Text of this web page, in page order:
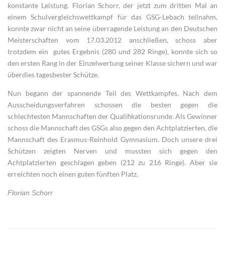
konstante Leistung. Florian Schorr, der jetzt zum dritten Mal an
einem Schulvergleichswettkampf für das GSG-Lebach teilnahm,
konnte zwar nicht an seine überragende Leistung an den Deutschen
Meisterschaften vom 17.03.2012 anschließen, schoss aber
trotzdem ein gutes Ergebnis (280 und 282 Ringe), konnte sich so
den ersten Rang in der Einzelwertung seiner Klasse sichern und war
überdies tagesbester Schütze.
Nun begann der spannende Teil des Wettkampfes. Nach dem
Ausscheidungsverfahren schossen die besten gegen die
schlechtesten Mannschaften der Qualifikationsrunde. Als Gewinner
schoss die Mannschaft des GSGs also gegen den Achtplatzierten, die
Mannschaft des Erasmus-Reinhold Gymnasium. Doch unsere drei
Schützen zeigten Nerven und mussten sich gegen den
Achtplatzierten geschlagen geben (212 zu 216 Ringe). Aber sie
erreichten noch einen guten fünften Platz.
Florian Schorr